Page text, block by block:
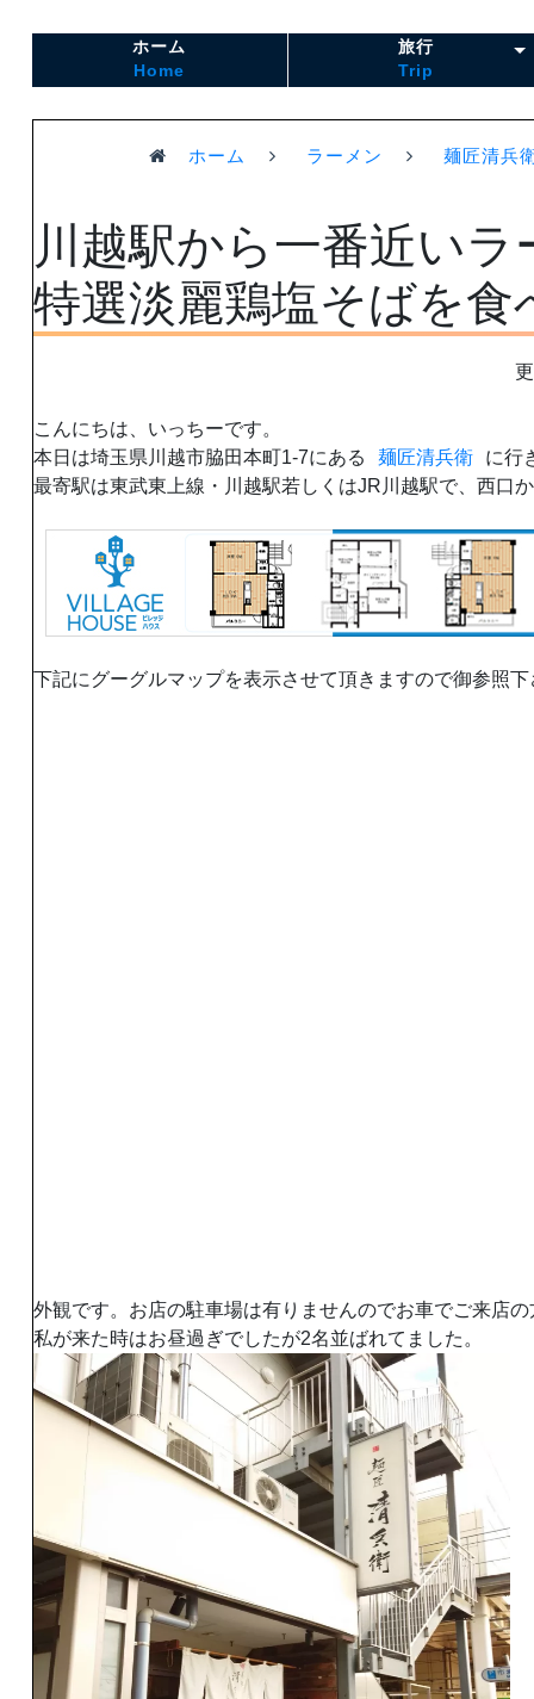
ホーム
Home
旅行
Trip
ホーム ラーメン 麺匠清兵
川越駅から一番近い
特選淡麗鶏塩そばを食
こんにちは、いっちーです。
本日は埼玉県川越市脇田本町1-7にある
麺匠清兵衛
に行
最寄駅は東武東上線・川越駅若しくはJR川越駅で、西口
下記にグーグルマップを表示させて頂きますので御参照下
外観です。お店の駐車場は有りませんのでお車でご来店
私が来た時はお昼過ぎでしたが2名並ばれてました。